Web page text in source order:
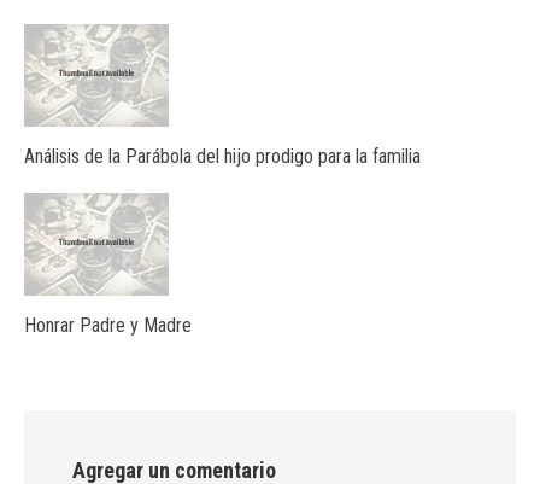
Análisis de la Parábola del hijo prodigo para la familia
Honrar Padre y Madre
Agregar un comentario